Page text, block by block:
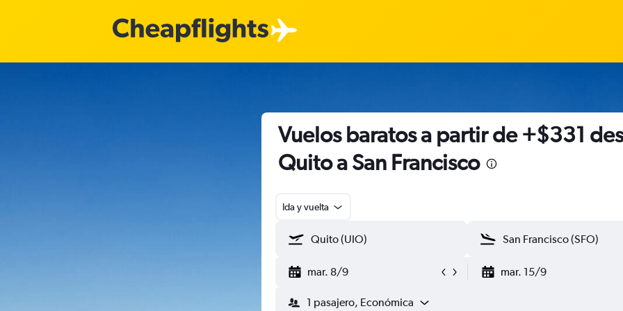
Vuelos baratos a partir de +$331
Quito a San Francisco
Ida y vuelta
mar. 8/9 mar. 15/9
1 pasajero, Económica